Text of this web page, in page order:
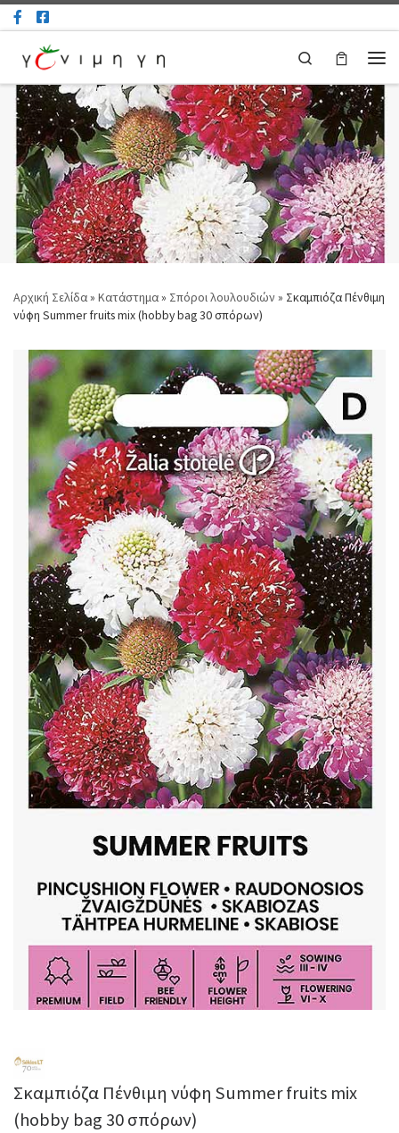
Μετάβαση στο περιεχόμενο
Search
Αρχική Σελίδα» Κατάστημα» Σπόροι λουλουδιών» Σκαμπιόζα Πένθιμη
νύφη Summer fruits mix (hobby bag 30 σπόρων)
Σκαμπιόζα Πένθιμη νύφη Summer fruits mix
(hobby bag 30 σπόρων)